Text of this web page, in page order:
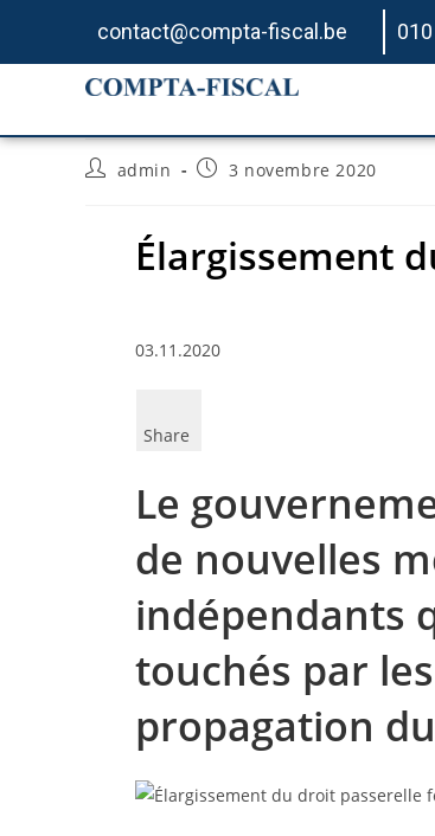
contact@compta-fiscal.be
Élargissement
admin 3 novembre 2020
Élargissement
03.11.2020
Share
Le
de nouvelles
indépendants
touchés par
propagation